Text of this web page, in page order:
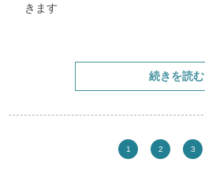
きます
続きを読む
1 2 3